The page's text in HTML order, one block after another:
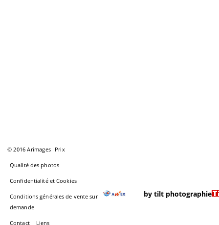
© 2016 Arimages Prix
Qualité des photos
Confidentialité et Cookies
Conditions générales de vente sur
demande
Contact Liens
by tilt photographie